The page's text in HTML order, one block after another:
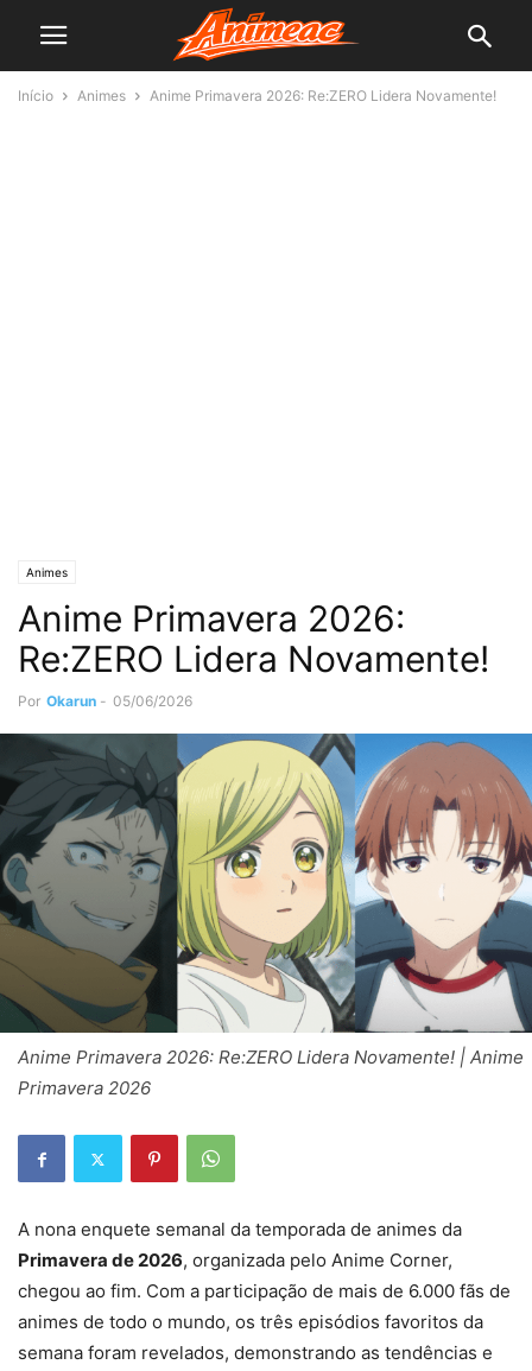
Início Animes Anime Primavera 2026: Re:ZERO Lidera Novamente!
Animes
Anime Primavera 2026:
Re:ZERO Lidera Novamente!
Por Okarun - 05/06/2026
Anime Primavera 2026: Re:ZERO Lidera Novamente! | Anime
Primavera 2026
A nona enquete semanal da temporada de animes da
Primavera de 2026, organizada pelo Anime Corner,
chegou ao fim. Com a participação de mais de 6.000 fãs de
animes de todo o mundo, os três episódios favoritos da
semana foram revelados, demonstrando as tendências e